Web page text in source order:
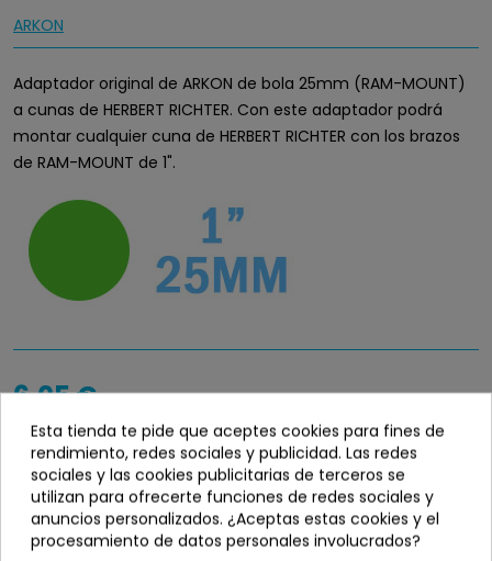
ARKON
Adaptador original de ARKON de bola 25mm (RAM-MOUNT)
a cunas de HERBERT RICHTER. Con este adaptador podrá
montar cualquier cuna de HERBERT RICHTER con los brazos
de RAM-MOUNT de 1".
6,05 €
Entrega en 24 / 48 horas
info_outlineDisponibilidad
En stock
Esta tienda te pide que aceptes cookies para fines de
rendimiento, redes sociales y publicidad. Las redes
sociales y las cookies publicitarias de terceros se
utilizan para ofrecerte funciones de redes sociales y
anuncios personalizados. ¿Aceptas estas cookies y el
procesamiento de datos personales involucrados?